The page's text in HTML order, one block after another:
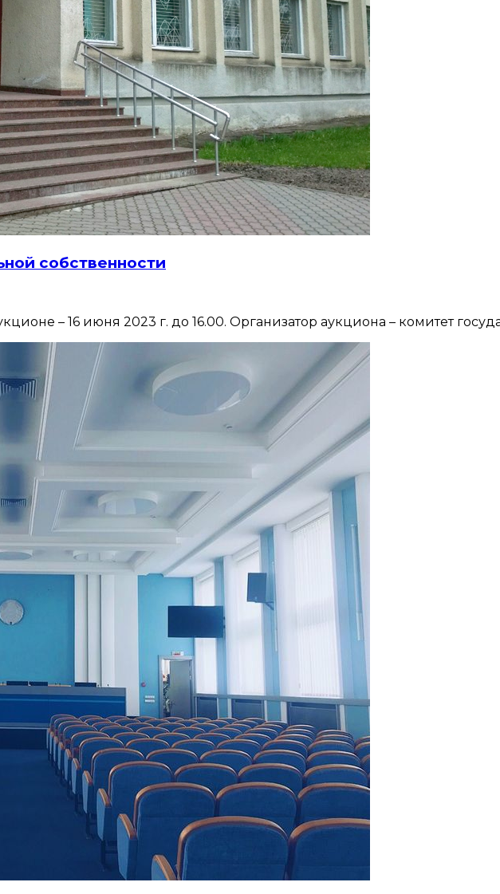
собственности
– 16 июня 2023 г. до 16.00. Организатор аукциона – комитет